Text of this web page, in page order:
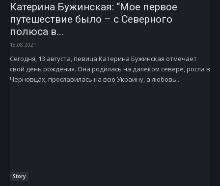
Катерина Бужинская: “Мое первое
путешествие было – с Северного
полюса в...
13.08.2021
Сегодня, 13 августа, певица Катерина Бужинская отмечает
свой день рождения. Она родилась на далеком севере, росла в
Черновцах, прославилась на всю Украину, а любовь...
Story